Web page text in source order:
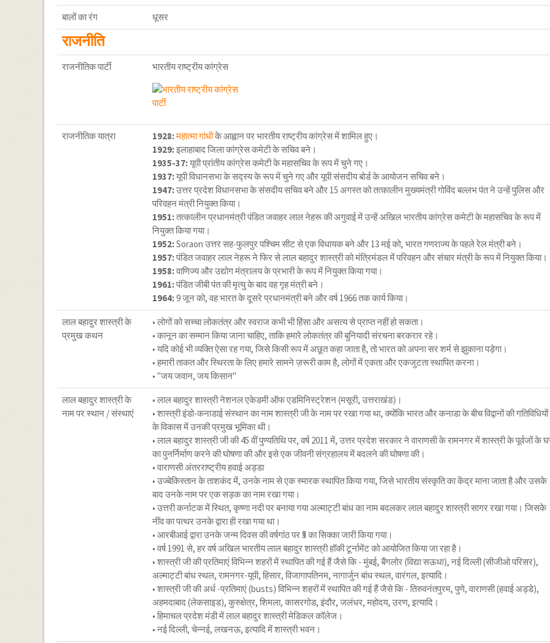
बालों का रंग धूसर
राजनीति
राजनीतिक पार्टी भारतीय राष्ट्रीय कांग्रेस
राजनीतिक यात्रा 1928:महात्मा गांधीके आह्वान पर भारतीय राष्ट्रीय कांग्रेस में शामिल हुए।
1929:इलाहाबाद जिला कांग्रेस कमेटी के सचिव बने।
1935-37:यूपी प्रांतीय कांग्रेस कमेटी के महासचिव के रूप में चुने गए।
1937:यूपी विधानसभा के सद्स्य के रूप में चुने गए और यूपी संसदीय बोर्ड के आयोजन सचिव बने।
1947:उत्तर प्रदेश विधानसभा के संसदीय सचिव बने और 15 अगस्त को तत्कालीन मुख्यमंत्री गोविंद बल्लभ पंत ने उन्हें पुलिस और
परिवहन मंत्री नियुक्त किया।
1951:तत्कालीन प्रधानमंत्री पंडित जवाहर लाल नेहरू की अगुवाई में उन्हें अखिल भारतीय कांग्रेस कमेटी के महासचिव के रूप में
नियुक्त किया गया।
1952:Soraon उत्तर सह-फुलपुर पश्चिम सीट से एक विधायक बने और 13 मई को, भारत गणराज्य के पहले रेल मंत्री बने।
1957:पंडित जवाहर लाल नेहरू ने फिर से लाल बहादुर शास्त्री को मंत्रिमंडल में परिवहन और संचार मंत्री के रूप में नियुक्त किया।
1958:वाणिज्य और उद्योग मंत्रालय के प्रभारी के रूप में नियुक्त किया गया।
1961:पंडित जीबी पंत की मृत्यु के बाद वह गृह मंत्री बने।
1964:9 जून को, वह भारत के दूसरे प्रधानमंत्री बने और वर्ष 1966 तक कार्य किया।
लाल बहादुर शास्त्री के
प्रमुख कथन
• लोगों को सच्‍चा लोकतंत्र और स्‍वराज कभी भी हिंसा और असत्‍य से प्राप्‍त नहीं हो सकता।
• कानून का सम्‍मान किया जाना चाहिए, ताकि हमारे लोकतंत्र की बुनियादी संरचना बरकरार रहे।
• यदि कोई भी व्‍यक्ति ऐसा रह गया, जिसे किसी रूप में अछूत कहा जाता है, तो भारत को अपना सर शर्म से झुकाना पड़ेगा।
• हमारी ताकत और स्थिरता के लिए हमारे सामने ज़रूरी काम है, लोगों में एकता और एकजुटता स्‍थापित करना।
• "जय जवान, जय किसान"
लाल बहादुर शास्त्री के
नाम पर स्थान / संस्थाएं
• लाल बहादुर शास्त्री नेशनल एकेडमी ऑफ एडमिनिस्ट्रेशन (मसूरी, उत्तराखंड)।
• शास्त्री इंडो-कनाडाई संस्थान का नाम शास्त्री जी के नाम पर रखा गया था, क्योंकि भारत और कनाडा के बीच विद्वानों की गतिविधियों
के विकास में उनकी प्रमुख भूमिका थी।
• लाल बहादुर शास्त्री जी की 45 वीं पुण्यतिथि पर, वर्ष 2011 में, उत्तर प्रदेश सरकार ने वाराणसी के रामनगर में शास्त्री के पूर्वजों के
का पुनर्निर्माण करने की घोषणा की और इसे एक जीवनी संग्रहालय में बदलने की घोषणा की।
• वाराणसी अंतरराष्ट्रीय हवाई अड्डा
• उज्बेकिस्तान के ताशकंद में, उनके नाम से एक स्मारक स्थापित किया गया, जिसे भारतीय संस्कृति का केंद्र माना जाता है और उसके
बाद उनके नाम पर एक सड़क का नाम रखा गया।
• उत्तरी कर्नाटक में स्थित, कृष्णा नदी पर बनाया गया अल्माट्टी बांध का नाम बदलकर लाल बहादुर शास्त्री सागर रखा गया। जिसके
नींव का पत्थर उनके द्वारा ही रखा गया था।
• आरबीआई द्वारा उनके जन्म दिवस की वर्षगांठ पर ₹5 का सिक्का जारी किया गया।
• वर्ष 1991 से, हर वर्ष अखिल भारतीय लाल बहादुर शास्त्री हॉकी टूर्नामेंट को आयोजित किया जा रहा है।
• शास्त्री जी की प्रतिमाएं विभिन्न शहरों में स्थापित की गई हैं जैसे कि - मुंबई, बैंगलोर (विद्या सऊधा), नई दिल्ली (सीजीओ परिसर),
अल्माट्टी बांध स्थल, रामनगर-यूपी, हिसार, विजागापतिनम, नागार्जुन बांध स्थल, वारंगल, इत्यादि।
• शास्त्री जी की अर्ध -प्रतिमाएं (busts) विभिन्न शहरों में स्थापित की गई हैं जैसे कि - तिरुवनंतपुरम, पुणे, वाराणसी (हवाई अड्डे),
अहमदाबाद (लेकसाइड), कुरुक्षेत्र, शिमला, कासरगोड, इंदौर, जलंधर, महोदय, उरण, इत्यादि।
• हिमाचल प्रदेश मंडी में लाल बहादुर शास्त्री मेडिकल कॉलेज।
• नई दिल्ली, चेन्नई, लखनऊ, इत्यादि में शास्त्री भवन।